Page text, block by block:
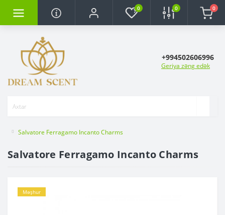
0 0 0
+994502606996
Geriya zəng edək
Salvatore Ferragamo Incanto Charms
Salvatore Ferragamo Incanto Charms
Məşhur